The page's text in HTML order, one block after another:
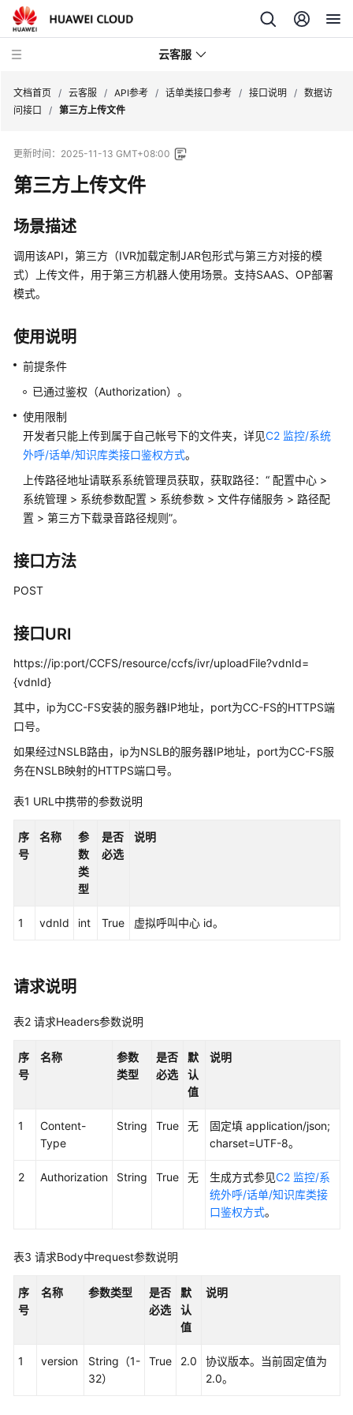
云客服
品
介
绍
快
速
入
门
户
南
格
说
明
开
发
API
接
鉴
权
系
统
置
考
座
操
类
考
控
参
接
文档首页 / 云客服 / API参考 / 话单类接口参考 / 接口说明 / 数据访
问接口
/ 第三方上传文件
更新时间： 2025-11-13 GMT+08:00
第三方上传文件
场景描述
调用该API，第三方（IVR加载定制JAR包形式与第三方对接的模
式）上传文件，用于第三方机器人使用场景。支持SAAS、OP部署
模式。
使用说明
前提条件
已通过鉴权（Authorization）。
使用限制
开发者只能上传到属于自己帐号下的文件夹，详见C2 监控/系统
外呼/话单/知识库类接口鉴权方式。
上传路径地址请联系系统管理员获取，获取路径： “ 配置中心 >
系统管理 > 系统参数配置 > 系统参数 > 文件存储服务 > 路径配
置 > 第三方下载录音路径规则”。
接口方法
POST
接口URI
https://ip:port/CCFS/resource/ccfs/ivr/uploadFile?vdnId=
{vdnId}
其中，ip为CC-FS安装的服务器IP地址，port为CC-FS的HTTPS端
口号。
如果经过NSLB路由，ip为NSLB的服务器IP地址，port为CC-FS服
务在NSLB映射的HTTPS端口号。
表1 URL中携带的参数说明
序
号
名称
参
数
类
型
是否
必选
说明
1 vdnId int True 虚拟呼叫中心 id。
请求说明
表2 请求Headers参数说明
序
号
名称
参数
类型
是否
必选
默
认
值
说明
1
Content-
Type
String True 无
固定填 application/json;
charset=UTF-8。
2 Authorization String True 无 生成方式参见C2 监控/系
统外呼/话单/知识库类接
口鉴权方式。
表3 请求Body中request参数说明
序
号
名称 参数类型
是否
必选
默
认
值
说明
1 version
String（1-
32）
True 2.0
协议版本。当前固定值为
2.0。